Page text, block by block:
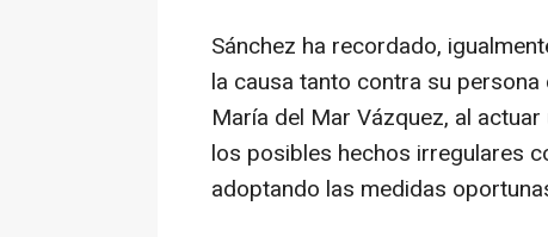
Sánchez ha recordado,
la causa tanto contra su
María del Mar Vázquez, al
los posibles hechos irregulares
adoptando las medidas